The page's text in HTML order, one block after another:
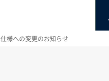
様への変更のお知らせ